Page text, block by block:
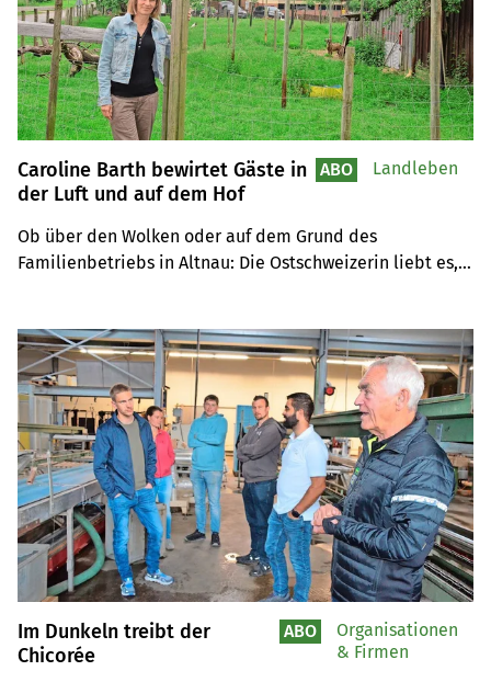
Caroline Barth bewirtet Gäste in
der Luft und auf dem Hof
Ob über den Wolken oder auf dem Grund des
Familienbetriebs in Altnau: Die Ostschweizerin liebt es,
ABO Landleben
Im Dunkeln treibt der
Chicorée
ABO
Organisationen
& Firmen